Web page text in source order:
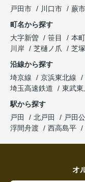
戸田市
川口市 蕨市
町名から探す
大字新曽
笹目 本町
川岸
芝樋ノ爪
芝
沿線から探す
埼京線
京浜東北線
埼玉高速鉄道
東武東
駅から探す
戸田
北戸田 戸田
浮間舟渡
西高島平
オ